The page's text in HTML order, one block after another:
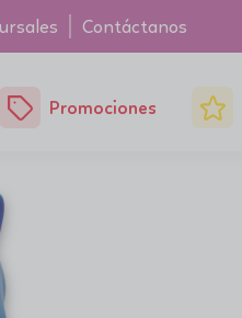
Contáctanos
Promociones